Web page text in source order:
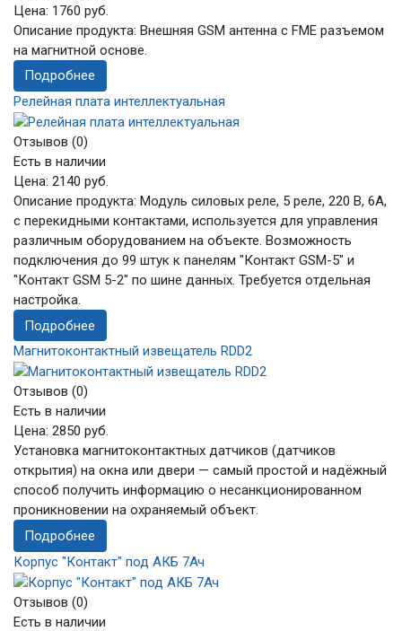
Цена: 1760 руб.
Описание продукта: Внешняя GSM антенна с FME разъемом
на магнитной основе.
Подробнее
Релейная плата интеллектуальная
Отзывов (0)
Есть в наличии
Цена: 2140 руб.
Описание продукта: Модуль силовых реле, 5 реле, 220 В, 6А,
с перекидными контактами, используется для управления
различным оборудованием на объекте. Возможность
подключения до 99 штук к панелям "Контакт GSM-5" и
"Контакт GSM 5-2" по шине данных. Требуется отдельная
настройка.
Подробнее
Магнитоконтактный извещатель RDD2
Отзывов (0)
Есть в наличии
Цена: 2850 руб.
Установка магнитоконтактных датчиков (датчиков
открытия) на окна или двери — самый простой и надёжный
способ получить информацию о несанкционированном
проникновении на охраняемый объект.
Подробнее
Корпус "Контакт" под АКБ 7Ач
Отзывов (0)
Есть в наличии